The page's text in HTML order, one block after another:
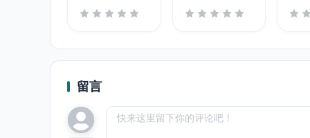
留言